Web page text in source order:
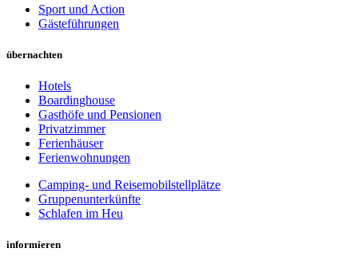
Sport und Action
Gästeführungen
übernachten
Hotels
Boardinghouse
Gasthöfe und Pensionen
Privatzimmer
Ferienhäuser
Ferienwohnungen
Camping- und Reisemobilstellplätze
Gruppenunterkünfte
Schlafen im Heu
informieren